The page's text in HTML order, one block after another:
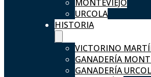
MONTEVIEJO
URCOLA
HISTORIA
VICTORINO
GANADERÍA
GANADERÍA